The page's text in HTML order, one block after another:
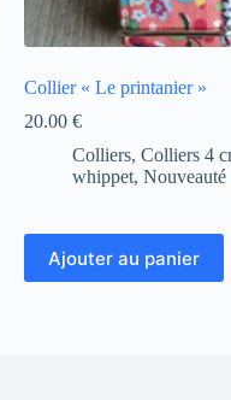
Collier « Le printanier »
20.00 €
Colliers, Colliers 4
whippet, Nouveauté
Ajouter au panier